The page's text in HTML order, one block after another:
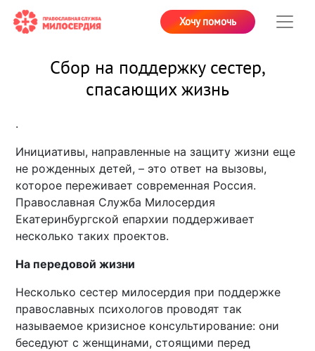
Хочу помочь
Сбор на поддержку сестер,
спасающих жизнь
.
Инициативы, направленные на защиту жизни еще
не рожденных детей, – это ответ на вызовы,
которое переживает современная Россия.
Православная Служба Милосердия
Екатеринбургской епархии поддерживает
несколько таких проектов.
На передовой жизни
Несколько сестер милосердия при поддержке
православных психологов проводят так
называемое кризисное консультирование: они
беседуют с женщинами, стоящими перед